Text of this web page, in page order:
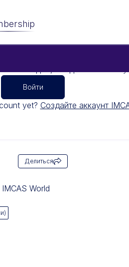
Войти
yet? Создайте аккаунт
Делиться
World